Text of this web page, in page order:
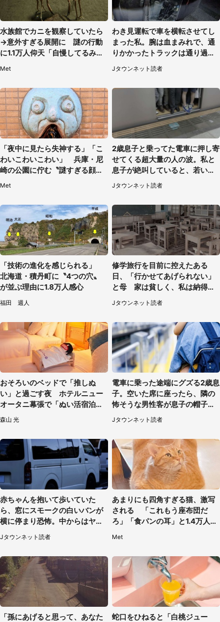
水族館でカニを観察していたら
→意外すぎる展開に 謎の行動
に1.1万人仰天「自慢してるみた
Met
わき見運転で車を横転させてし
まった私。腕は血まみれで、通
りかかったトラックは通り過ぎ
ていき...（福岡県・30代女性）
Jタウンネット読者
「夜中に見たら失神する」「こ
わいこわいこわい」 兵庫・尼
崎の公園に佇む〝謎すぎる顔〟
Met
2歳息子と乗ってた電車に押し寄
せてくる超大量の人の波。私と
息子が絶叫していると、若いカ
ップルの乗客が...（東京都・60
代女性）
Jタウンネット読者
「技術の進化を感じられる」
北海道・積丹町に〝4つの穴〟
が並ぶ理由に1.8万人感心
福田 週人
修学旅行を目前に控えたある
日、「行かせてあげられない」
と母 家は貧しく、私は納得し
たけれど...（北海道・70代以上
女性）
Jタウンネット読者
おそろいのベッドで「推しぬ
い」と過ごす夜 ホテルニュー
オータニ幕張で「ぬい活宿泊プ
ラン」開始【8／8～3／31】
森山 光
電車に乗った途端にグズる2歳息
子。空いた席に座ったら、隣の
怖そうな男性客が息子の帽子に
手を伸ばし（千葉県・40代女
性）
Jタウンネット読者
赤ちゃんを抱いて歩いていた
ら、窓にスモークの白いバンが
横に停まり恐怖。中からはヤン
チャそうな男性が...（神奈川
県・40代女性）
Jタウンネット読者
あまりにも四角すぎる猫、激写
される 「これもう座布団だ
ろ」「食パンの耳」と1.4万人困
Met
「孫にあげると思って、あなた 蛇口をひねると「白桃ジュー